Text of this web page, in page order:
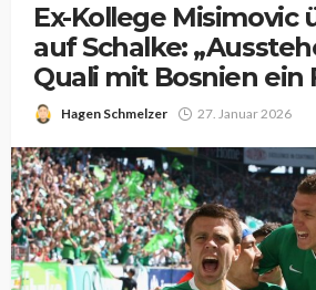
Ex-Kollege Misimovic
auf Schalke:
Quali mit Bosnien ein
Hagen Schmelzer 27. Januar 2026